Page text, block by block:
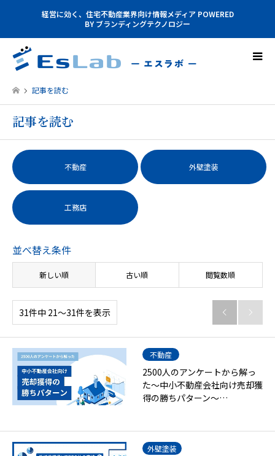
経営に効く、住宅不動産業界向け情報メディア POWERED
BY ブランディングテクノロジー
記事を読む
記事を読む
不動産 外壁塗装
工務店
並べ替え条件
新しい順 古い順 閲覧数順
31件中 21〜31件を表示  
不動産
2500人のアンケートから解っ
た～中小不動産会社向け売却獲
得の勝ちパターン～…
外壁塗装